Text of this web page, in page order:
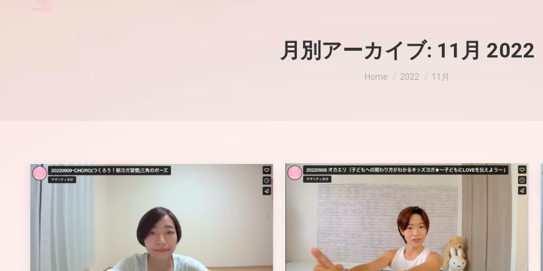
月別アーカイブ: 11月 2022
Home 2022 11月